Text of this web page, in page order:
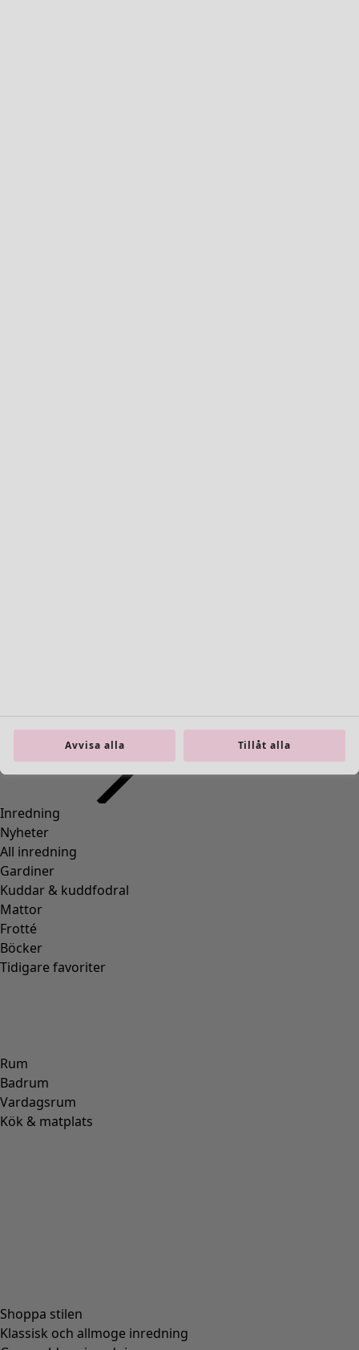
Inredning
Nyheter
All inredning
Gardiner
Kuddar & kuddfodral
Mattor
Frotté
Böcker
Tidigare favoriter
Rum
Badrum
Vardagsrum
Kök & matplats
Shoppa stilen
Klassisk och allmoge inredning
Avvisa alla Tillåt alla